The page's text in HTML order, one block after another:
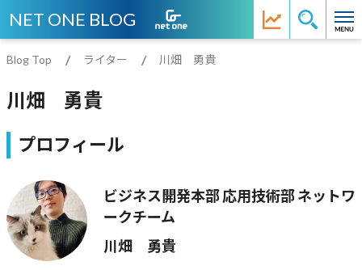
NET ONE BLOG
Blog Top ライター 川畑 勇貴
川畑 勇貴
プロフィール
ビジネス開発本部 応用技術部 ネットワ
ークチーム
川畑 勇貴